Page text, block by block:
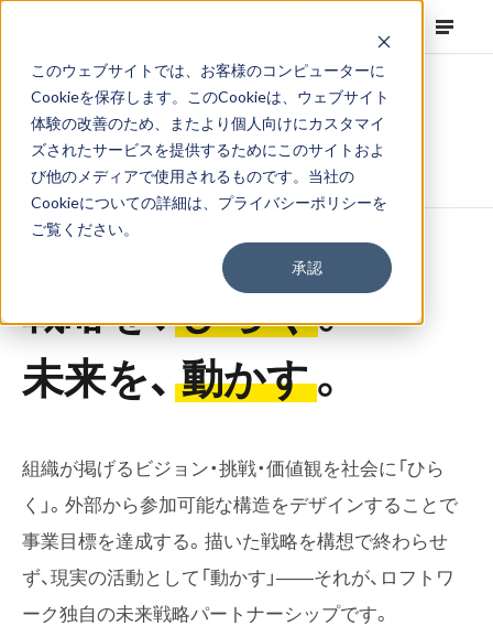
このウェブサイトでは、お客様のコンピューターに
Cookieを保存します。このCookieは、ウェブサイト
体験の改善のため、またより個人向けにカスタマイ
ズされたサービスを提供するためにこのサイトおよ
び他のメディアで使用されるものです。当社の
Cookieについての詳細は、 プライバシーポリシーを
ご覧ください。
承認
Our Service & Method
Service
ひらくことで未来を動かす、ロフトワークの提供価値
戦略を、ひらく。
未来を、 動かす。
組織が掲げるビジョン・挑戦・価値観を社会に「ひら
く」。外部から参加可能な構造をデザインすることで
事業目標を達成する。描いた戦略を構想で終わらせ
ず、現実の活動として「動かす」——それが、ロフトワ
ーク独自の未来戦略パートナーシップです。